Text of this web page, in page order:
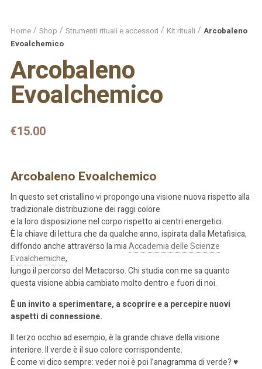
Home Shop Strumenti rituali e accessori Kit rituali
Arcobaleno
Evoalchemico
Arcobaleno
Evoalchemico
€15.00
Arcobaleno Evoalchemico
In questo set cristallino vi propongo una visione nuova rispetto alla
tradizionale distribuzione dei raggi colore
e la loro disposizione nel corpo rispetto ai centri energetici.
È la chiave di lettura che da qualche anno, ispirata dalla Metafisica,
diffondo anche attraverso la miaAccademia delle Scienze
Evoalchemiche,
lungo il percorso del Metacorso. Chi studia con me sa quanto
questa visione abbia cambiato molto dentro e fuori di noi.
È un invito a sperimentare, a scoprire e a percepire nuovi
aspetti di connessione.
Il terzo occhio ad esempio, è la grande chiave della visione
interiore. Il verde è il suo colore corrispondente.
È come vi dico sempre: veder noi è poi l’anagramma di verde? ♥️